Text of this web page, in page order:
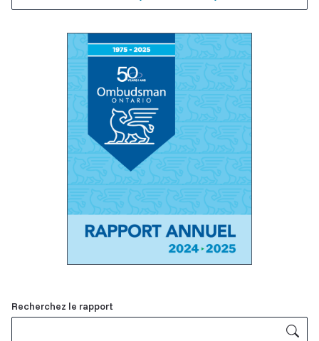
Related
Recherchez le rapport